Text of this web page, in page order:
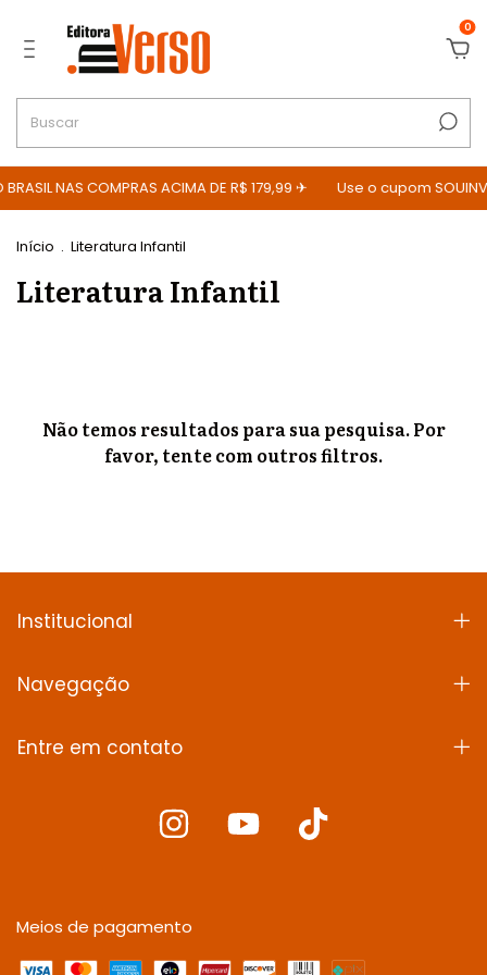
0
NAS COMPRAS ACIMA DE R$ 179,99 ✈ Use o cupom
Início . Literatura Infantil
Literatura Infantil
Não temos resultados para sua pesquisa. Por
favor, tente com outros filtros.
Institucional
Navegação
Entre em contato
Meios de pagamento